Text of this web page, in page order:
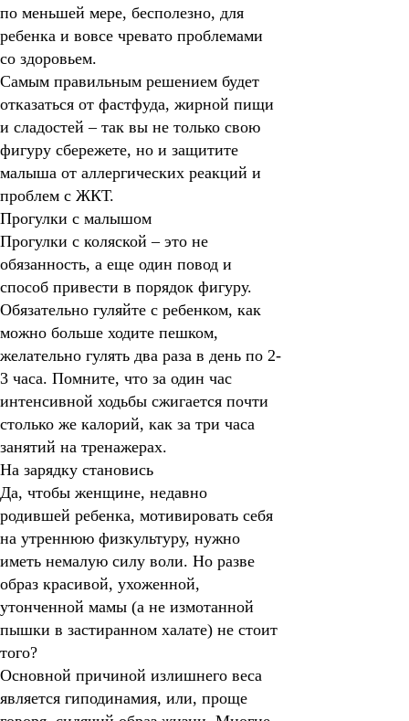
по меньшей мере, бесполезно, для
ребенка и вовсе чревато проблемами
со здоровьем.
Самым правильным решением будет
отказаться от фастфуда, жирной пищи
и сладостей – так вы не только свою
фигуру сбережете, но и защитите
малыша от аллергических реакций и
проблем с ЖКТ.
Прогулки с малышом
Прогулки с коляской – это не
обязанность, а еще один повод и
способ привести в порядок фигуру.
Обязательно гуляйте с ребенком, как
можно больше ходите пешком,
желательно гулять два раза в день по 2-
3 часа. Помните, что за один час
интенсивной ходьбы сжигается почти
столько же калорий, как за три часа
занятий на тренажерах.
На зарядку становись
Да, чтобы женщине, недавно
родившей ребенка, мотивировать себя
на утреннюю физкультуру, нужно
иметь немалую силу воли. Но разве
образ красивой, ухоженной,
утонченной мамы (а не измотанной
пышки в застиранном халате) не стоит
того?
Основной причиной излишнего веса
является гиподинамия, или, проще